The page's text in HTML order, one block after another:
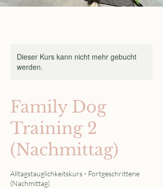
Dieser Kurs kann nicht mehr gebucht
werden.
Family Dog
Training 2
(Nachmittag)
Alltagstauglichkeitskurs - Fortgeschrittene
(Nachmittag)